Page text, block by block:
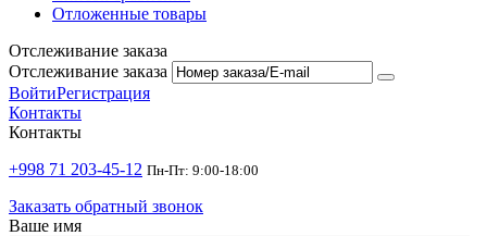
Отложенные товары
Отслеживание заказа
Отслеживание заказа
ВойтиРегистрация
Контакты
Контакты
+998 71 203-45-12 Пн-Пт: 9:00-18:00
Заказать обратный звонок
Ваше имя